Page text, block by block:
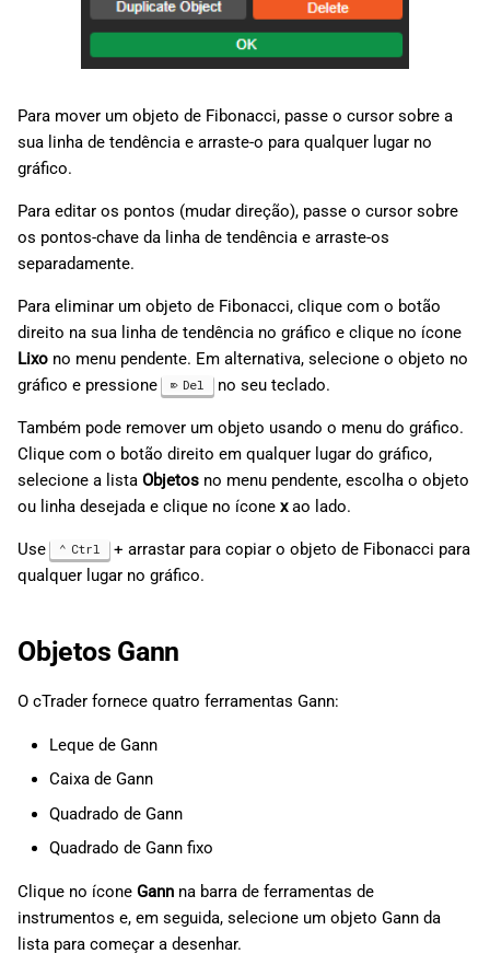
Para mover um objeto de Fibonacci, passe o cursor sobre a
sua linha de tendência e arraste-o para qualquer lugar no
gráfico.
Para editar os pontos (mudar direção), passe o cursor sobre
os pontos-chave da linha de tendência e arraste-os
separadamente.
Para eliminar um objeto de Fibonacci, clique com o botão
direito na sua linha de tendência no gráfico e clique no ícone
Lixo no menu pendente. Em alternativa, selecione o objeto no
gráfico e pressione
Del no seu teclado.
Também pode remover um objeto usando o menu do gráfico.
Clique com o botão direito em qualquer lugar do gráfico,
selecione a lista Objetos no menu pendente, escolha o objeto
ou linha desejada e clique no ícone xao lado.
Use Ctrl
+ arrastar para copiar o objeto de Fibonacci para
qualquer lugar no gráfico.
Objetos Gann
O cTrader fornece quatro ferramentas Gann:
Leque de Gann
Caixa de Gann
Quadrado de Gann
Quadrado de Gann fixo
Clique no ícone Gann na barra de ferramentas de
instrumentos e, em seguida, selecione um objeto Gann da
lista para começar a desenhar.